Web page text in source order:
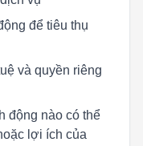
để tiêu thụ
và quyền riêng
động nào có thể
lợi ích của